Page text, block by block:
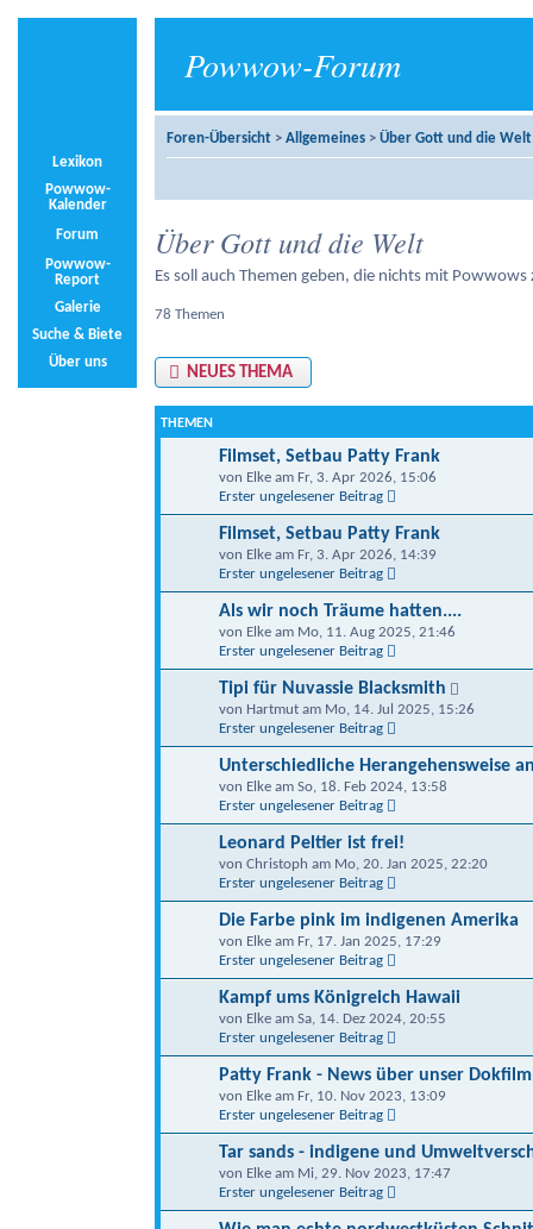
Powwow-Forum
Lexikon
Powwow-
Kalender
Forum
Powwow-
Report
Galerie
Suche & Biete
Über uns
Foren-Übersicht > Allgemeines > Über Gott und die Welt
Über Gott und die Welt
Es soll auch Themen geben, die nichts mit
78 Themen
NEUES THEMA
THEMEN
Filmset, Setbau Patty Frank
von Elke am Fr, 3. Apr 2026, 15:06
Erster ungelesener Beitrag
Filmset, Setbau Patty Frank
von Elke am Fr, 3. Apr 2026, 14:39
Erster ungelesener Beitrag
Als wir noch Träume hatten....
von Elke am Mo, 11. Aug 2025, 21:46
Erster ungelesener Beitrag
Tipi für Nuvassie Blacksmith
von Hartmut am Mo, 14. Jul 2025, 15:26
Erster ungelesener Beitrag
Unterschiedliche Herangehensweise
von Elke am So, 18. Feb 2024, 13:58
Erster ungelesener Beitrag
Leonard Peltier ist frei!
von Christoph am Mo, 20. Jan 2025, 22:20
Erster ungelesener Beitrag
Die Farbe pink im indigenen Amerika
von Elke am Fr, 17. Jan 2025, 17:29
Erster ungelesener Beitrag
Kampf ums Königreich Hawaii
von Elke am Sa, 14. Dez 2024, 20:55
Erster ungelesener Beitrag
Patty Frank - News über unser
von Elke am Fr, 10. Nov 2023, 13:09
Erster ungelesener Beitrag
Tar sands - indigene und
von Elke am Mi, 29. Nov 2023, 17:47
Erster ungelesener Beitrag